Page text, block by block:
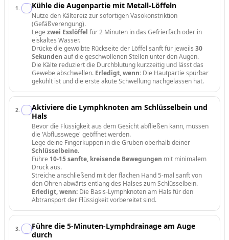
1 . Kühle die Augenpartie mit Metall-Löffeln
Nutze den Kältereiz zur sofortigen Vasokonstriktion
(Gefäßverengung).
Lege zwei Esslöffel für 2 Minuten in das Gefrierfach oder in
eiskaltes Wasser.
Drücke die gewölbte Rückseite der Löffel sanft für jeweils 30
Sekunden auf die geschwollenen Stellen unter den Augen.
Die Kälte reduziert die Durchblutung kurzzeitig und lässt das
Gewebe abschwellen. Erledigt, wenn: Die Hautpartie spürbar
gekühlt ist und die erste akute Schwellung nachgelassen hat.
2.
Aktiviere die Lymphknoten am Schlüsselbein und
Hals
Bevor die Flüssigkeit aus dem Gesicht abfließen kann, müssen
die 'Abflusswege' geöffnet werden.
Lege deine Fingerkuppen in die Gruben oberhalb deiner
Schlüsselbeine.
Führe 10-15 sanfte, kreisende Bewegungen mit minimalem
Druck aus.
Streiche anschließend mit der flachen Hand 5-mal sanft von
den Ohren abwärts entlang des Halses zum Schlüsselbein.
Erledigt, wenn: Die Basis-Lymphknoten am Hals für den
Abtransport der Flüssigkeit vorbereitet sind.
3.
Führe die 5-Minuten-Lymphdrainage am Auge
durch